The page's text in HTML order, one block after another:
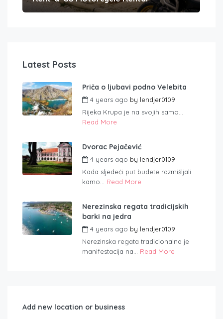
Latest Posts
Priča o ljubavi podno Velebita
4 years ago by lendjer0109
Rijeka Krupa je na svojih samo...
Read More
Dvorac Pejačević
4 years ago by lendjer0109
Kada sljedeći put budete razmišljali
kamo... Read More
Nerezinska regata tradicijskih
barki na jedra
4 years ago by lendjer0109
Nerezinska regata tradicionalna je
manifestacija na... Read More
Add new location or business